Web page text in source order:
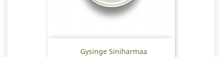
Gysinge Siniharmaa